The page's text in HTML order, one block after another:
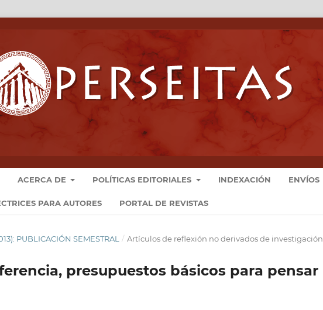
ACERCA DE POLÍTICAS EDITORIALES INDEXACIÓN ENVÍOS
PARA AUTORES PORTAL DE REVISTAS
PUBLICACIÓN SEMESTRAL / Artículos de reflexión no derivados de investigación
presupuestos básicos para pensar